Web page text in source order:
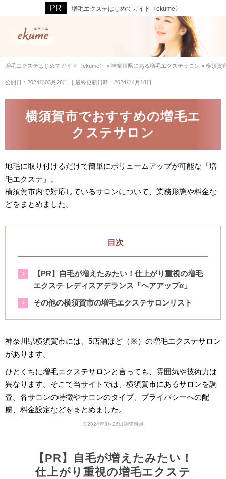
増毛エクステはじめてガイド〈ekume〉
増毛エクステはじめてガイド〈ekume〉 » 神奈川県にある増毛エクステサロン » 横須賀
公開日：2024年03月26日 ｜最終更新日時：2024年4月18日
横須賀市でおすすめの増毛エ
クステサロン
地毛に取り付けるだけで簡単にボリュームアップが可能な「増
毛エクステ」。
横須賀市内で対応しているサロンについて、業務形態や料金な
どをまとめました。
目次
【PR】自毛が増えたみたい！仕上がり重視の増毛
エクステ レディスアデランス「ヘアアップα」
その他の横須賀市の増毛エクステサロンリスト
神奈川県横須賀市には、5店舗ほど（※）の増毛エクステサロン
があります。
ひとくちに増毛エクステサロンと言っても、雰囲気や技術力は
異なります。そこで当サイトでは、横須賀市にあるサロンを調
査。各サロンの特徴やサロンのタイプ、プライバシーへの配
慮、料金設定などをまとめました。
※2024年3月26日調査時点
【PR】自毛が増えたみたい！
仕上がり重視の増毛エクステ